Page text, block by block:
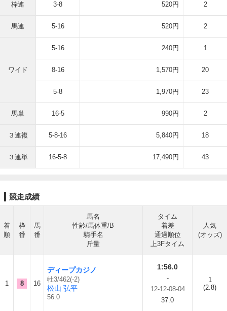
枠連 3-8 520円 2
馬連 5-16 520円 2
ワイド
5-16 240円 1
8-16 1,570円 20
5-8 1,970円 23
馬単 16-5 990円 2
３連複 5-8-16 5,840円 18
３連単 16-5-8 17,490円 43
競走成績
着
順
枠
番
馬
番
馬名
性齢/馬体重/B
騎手名
斤量
タイム
着差
通過順位
上3Fタイム
人気
(オッズ)
1 8 16
ディープカジノ
牡3/462(-2)
松山 弘平
56.0
1:56.0
-
12-12-08-04
37.0
1
(2.8)